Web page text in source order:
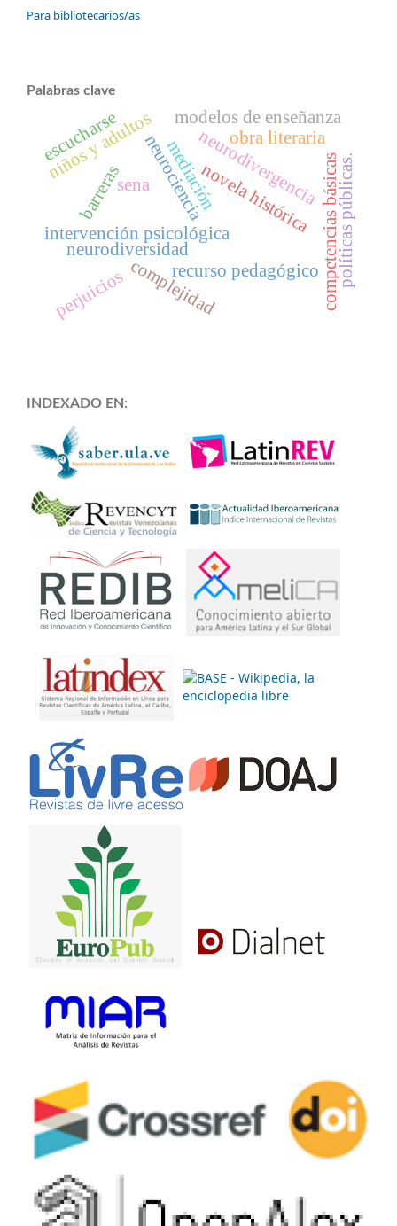
Para bibliotecarios/as
Palabras clave
intervención psicológica
neurodivergencia
neurodiversidad competencias básicas
neurociencia
mediación
recurso pedagógico
novela histórica
obra literaria
complejidad
sena
niños y adultos modelos de enseñanza
barreras
escucharse
políticas públicas.
perjuicios
INDEXADO EN: